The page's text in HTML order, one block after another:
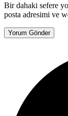
Bir dahaki sefere
posta adresimi ve
Yorum Gönder